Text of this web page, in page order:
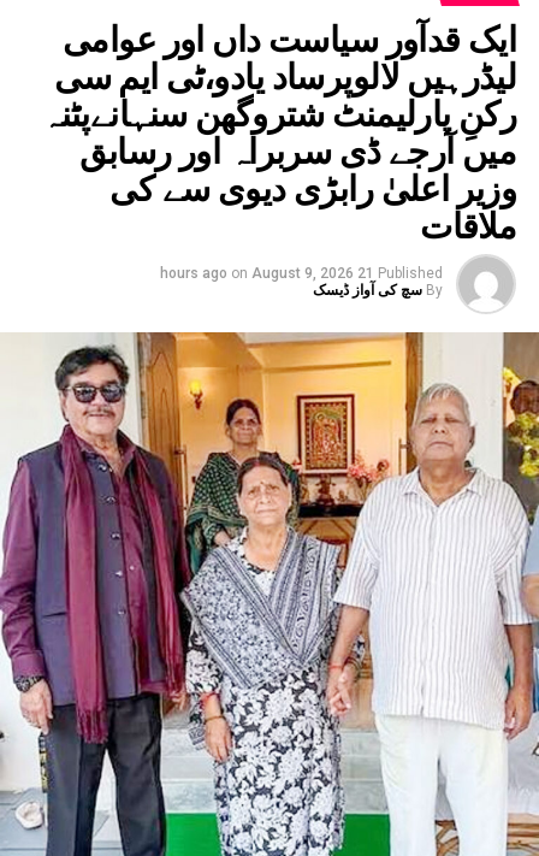
ایک قدآور سیاست داں اور عوامی
لیڈرہیں لالوپرساد یادو،ٹی ایم سی
رکنِ پارلیمنٹ شتروگھن سنہانےپٹنہ
میں آرجے ڈی سربراہ اور رسابق
وزیر اعلیٰ رابڑی دیوی سے کی
ملاقات
Published
21 hours ago
on August 9, 2026
By سچ کی آواز ڈیسک